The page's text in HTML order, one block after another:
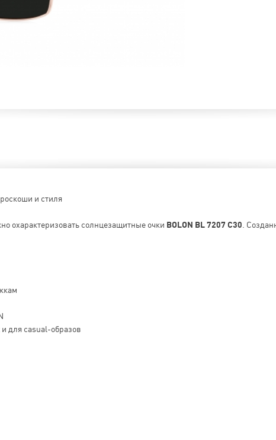
и стиля
охарактеризовать солнцезащитные очки BOLON BL 7207 C30 .
и для casual-образов